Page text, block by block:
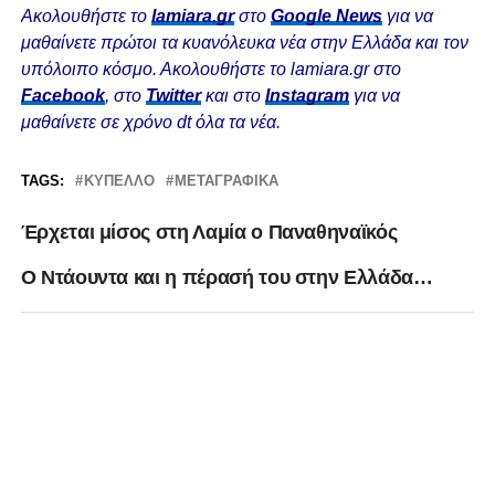
Ακολουθήστε το lamiara.grστο Google Newsγια να
μαθαίνετε πρώτοι τα κυανόλευκα νέα στην Ελλάδα και τον
υπόλοιπο κόσμο. Ακολουθήστε το lamiara.gr στο
Facebook, στο Twitterκαι στο Instagram για να
μαθαίνετε σε χρόνο dt όλα τα νέα.
TAGS: ΚΎΠΕΛΛΟ ΜΕΤΑΓΡΑΦΙΚΆ
Έρχεται μίσος στη Λαμία ο Παναθηναϊκός
O Ντάουντα και η πέρασή του στην Ελλάδα…